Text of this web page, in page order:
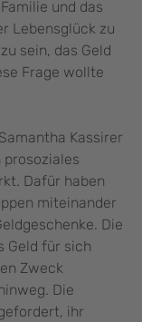
und das
Lebensglück zu
sein, das Geld
Frage wollte
Kassirer
Dafür haben
miteinander
Die
Geld für sich
Zweck
Die
ihr